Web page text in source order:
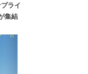
ライ
集結